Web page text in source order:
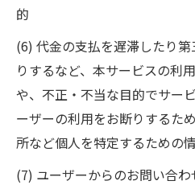
的
(6) 代金の支払を遅滞したり
りするなど、本サービスの利
や、不正・不当な目的でサー
ーザーの利用をお断りするた
所など個人を特定するための
(7) ユーザーからのお問い合